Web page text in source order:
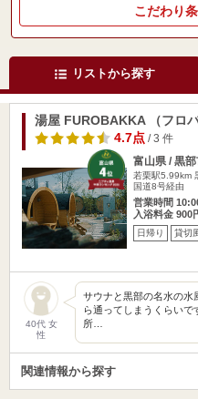
こだわり
リストから探す
湯屋 FUROBAKKA （フロバ
4.7点/ 3 件
富山県 / 黒
若栗駅5.99km
国道8号経由
営業時間
入浴料金 900
日帰り 貸切
40代 女
性
サウナと黒部の名水の水
ら通ってしまうくらい
所…
関連情報から探す